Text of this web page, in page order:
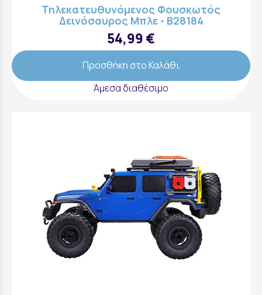
Τηλεκατευθυνόμενος Φουσκωτός
Δεινόσαυρος Μπλε - B28184
54,99 €
Προσθήκη στο Καλάθι
Άμεσα διαθέσιμο